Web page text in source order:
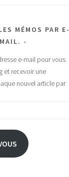
MÉMOS PAR E-
MAIL.
e-mail pour vous
et recevoir une
nouvel article par